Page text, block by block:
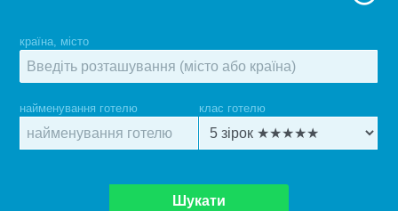
країна, місто
найменування готелю клас готелю
Шукати